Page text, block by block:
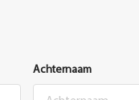
Achternaam